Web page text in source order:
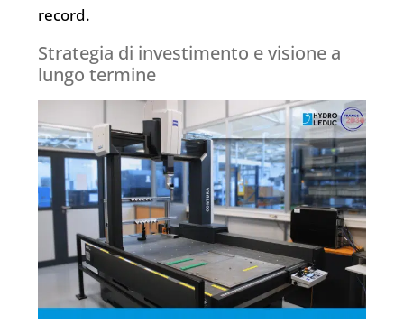
record.
Strategia di investimento e visione a
lungo termine